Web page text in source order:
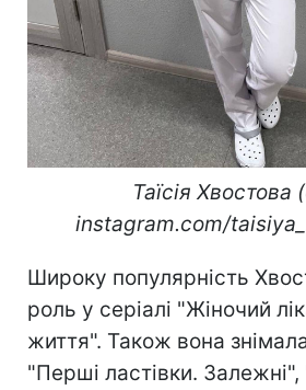
Таїсія Хвостова
instagram.com/
Широку популярність
роль у серіалі "Жіночий
життя". Також вона
"Перші ластівки.